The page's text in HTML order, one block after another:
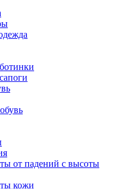
от падений с высоты
кожи